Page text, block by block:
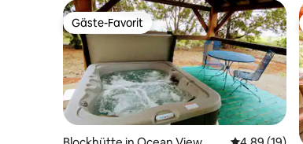
Gäste-Favorit
Gäste-Favorit